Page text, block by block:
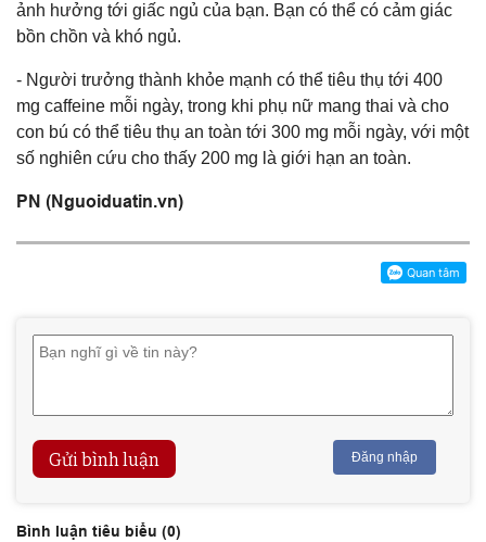
ảnh hưởng tới giấc ngủ của bạn. Bạn có thể có cảm giác
bồn chồn và khó ngủ.
- Người trưởng thành khỏe mạnh có thể tiêu thụ tới 400
mg caffeine mỗi ngày, trong khi phụ nữ mang thai và cho
con bú có thể tiêu thụ an toàn tới 300 mg mỗi ngày, với một
số nghiên cứu cho thấy 200 mg là giới hạn an toàn.
PN (Nguoiduatin.vn)
Gửi bình luận Đăng nhập
Bình luận tiêu biểu (0)